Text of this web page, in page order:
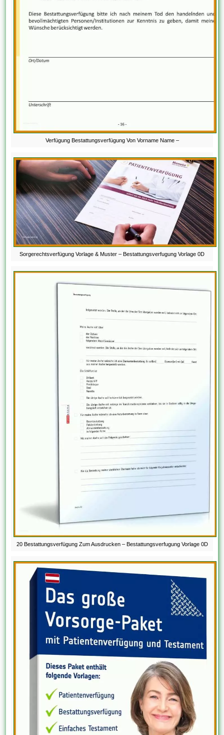
Verfügung Bestattungsverfügung Von Vorname Name –
Sorgerechtsverfügung Vorlage & Muster – Bestattungsverfugung Vorlage 0D
20 Bestattungsverfügung Zum Ausdrucken – Bestattungsverfugung Vorlage 0D